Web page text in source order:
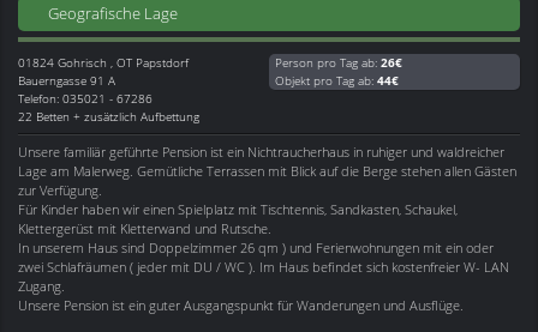
Geografische Lage
01824 Gohrisch , OT Papstdorf
Bauerngasse 91 A
Telefon: 035021 - 67286
22 Betten + zusätzlich Aufbettung
Person pro Tag ab: 26€
Objekt pro Tag ab: 44€
Unsere familiär geführte Pension ist ein Nichtraucherhaus in ruhiger und waldreicher
Lage am Malerweg. Gemütliche Terrassen mit Blick auf die Berge stehen allen Gästen
zur Verfügung.
Für Kinder haben wir einen Spielplatz mit Tischtennis, Sandkasten, Schaukel,
Klettergerüst mit Kletterwand und Rutsche.
In unserem Haus sind Doppelzimmer 26 qm ) und Ferienwohnungen mit ein oder
zwei Schlafräumen ( jeder mit DU / WC ). Im Haus befindet sich kostenfreier W- LAN
Zugang.
Unsere Pension ist ein guter Ausgangspunkt für Wanderungen und Ausflüge.